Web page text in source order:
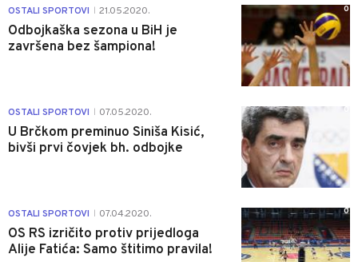
OSTALI SPORTOVI 21.05.2020.
Odbojkaška sezona u BiH je
završena bez šampiona!
0
OSTALI SPORTOVI 07.05.2020.
U Brčkom preminuo Siniša Kisić,
bivši prvi čovjek bh. odbojke
0
OSTALI SPORTOVI 07.04.2020.
OS RS izričito protiv prijedloga
Alije Fatića: Samo štitimo pravila!
0